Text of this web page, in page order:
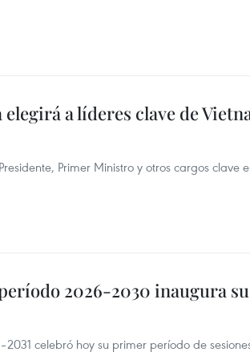
a líderes clave de
Primer Ministro y otros cargos clave
2026-2030 inaugura
celebró hoy su primer período de